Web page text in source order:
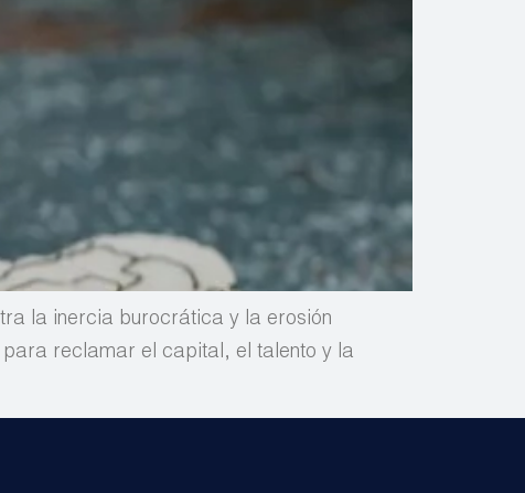
la inercia burocrática y la erosión
para reclamar el capital, el talento y la